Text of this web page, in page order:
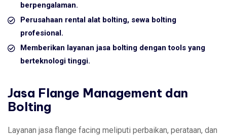
berpengalaman.
Perusahaan rental alat bolting, sewa bolting
profesional.
Memberikan layanan jasa bolting dengan tools yang
berteknologi tinggi.
Jasa Flange Management dan
Bolting
Layanan jasa flange facing meliputi perbaikan, perataan, dan